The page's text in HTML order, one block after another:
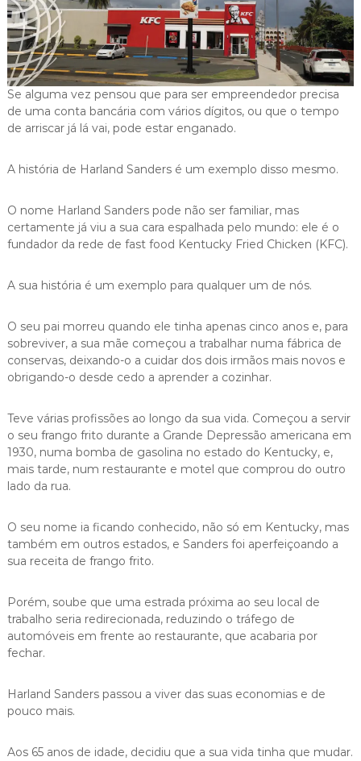
i
g
a
s
Se alguma vez pensou que para ser empreendedor precisa
de uma conta bancária com vários dígitos, ou que o tempo
de arriscar já lá vai, pode estar enganado.
A história de Harland Sanders é um exemplo disso mesmo.
O nome Harland Sanders pode não ser familiar, mas
certamente já viu a sua cara espalhada pelo mundo: ele é o
fundador da rede de fast food Kentucky Fried Chicken (KFC).
A sua história é um exemplo para qualquer um de nós.
O seu pai morreu quando ele tinha apenas cinco anos e, para
sobreviver, a sua mãe começou a trabalhar numa fábrica de
conservas, deixando-o a cuidar dos dois irmãos mais novos e
obrigando-o desde cedo a aprender a cozinhar.
Teve várias profissões ao longo da sua vida. Começou a servir
o seu frango frito durante a Grande Depressão americana em
1930, numa bomba de gasolina no estado do Kentucky, e,
mais tarde, num restaurante e motel que comprou do outro
lado da rua.
O seu nome ia ficando conhecido, não só em Kentucky, mas
também em outros estados, e Sanders foi aperfeiçoando a
sua receita de frango frito.
Porém, soube que uma estrada próxima ao seu local de
trabalho seria redirecionada, reduzindo o tráfego de
automóveis em frente ao restaurante, que acabaria por
fechar.
Harland Sanders passou a viver das suas economias e de
pouco mais.
Aos 65 anos de idade, decidiu que a sua vida tinha que mudar.